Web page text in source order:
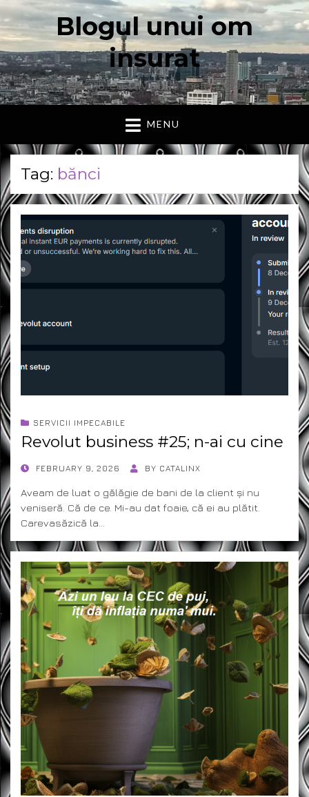
Blogul unui om
insurat
Aici vorbesc io, cu cuvintele mele. Declaratie….
MENU
Tag: bănci
SERVICII IMPECABILE
Revolut business #25; n-ai cu cine
POSTEDFEBRUARY 9, 2026 BY CATALINX
Aveam de luat o gălăgie de bani de la client și nu
veniseră. Că de ce. Mi-au dat foaie, că ei au plătit.
Carevasăzică la…